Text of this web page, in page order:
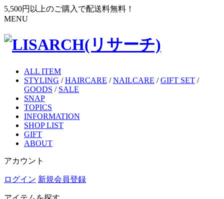
5,500円以上のご購入で配送料無料！
MENU
ALL ITEM
STYLING /HAIRCARE /NAILCARE /GIFT SET /
GOODS / SALE
SNAP
TOPICS
INFORMATION
SHOP LIST
GIFT
ABOUT
アカウント
ログイン 新規会員登録